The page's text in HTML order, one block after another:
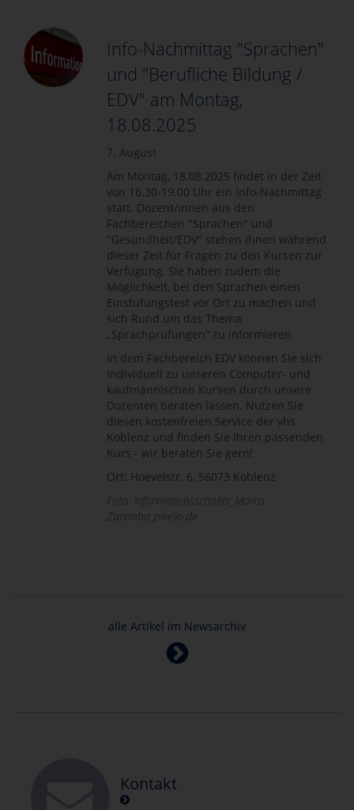
Info-Nachmittag "Sprachen"
und "Berufliche Bildung /
EDV" am Montag,
18.08.2025
7. August
Am Montag, 18.08.2025 findet in der Zeit
von 16.30-19.00 Uhr ein Info-Nachmittag
statt. Dozent/innen aus den
Fachbereichen "Sprachen" und
"Gesundheit/EDV" stehen Ihnen während
dieser Zeit für Fragen zu den Kursen zur
Verfügung. Sie haben zudem die
Möglichkeit, bei den Sprachen einen
Einstufungstest vor Ort zu machen und
sich Rund um das Thema
„Sprachprüfungen“ zu informieren.
In dem Fachbereich EDV können Sie sich
Individuell zu unseren Computer- und
kaufmännischen Kursen durch unsere
Dozenten beraten lassen. Nutzen Sie
diesen kostenfreien Service der vhs
Koblenz und finden Sie Ihren passenden
Kurs - wir beraten Sie gern!
Ort: Hoevelstr. 6, 56073 Koblenz
Foto: Informationsschalter_Marco
Zaremba_pixelio.de
alle Artikel im Newsarchiv
Kontakt